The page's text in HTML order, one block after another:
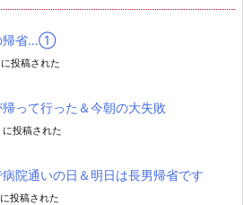
帰省…➀
投稿された
帰って行った＆今朝の大失敗
投稿された
病院通いの日＆明日は長男帰省です
投稿された